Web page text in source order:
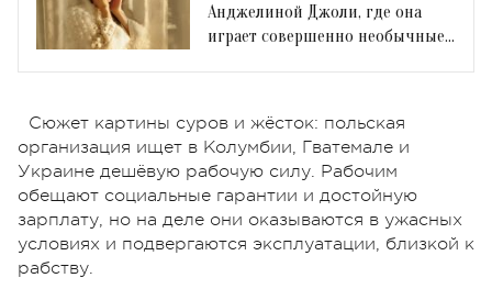
Анджелиной Джоли, где она
играет совершенно необычные
Сюжет картины суров и жёсток: польская
организация ищет в Колумбии, Гватемале и
Украине дешёвую рабочую силу. Рабочим
обещают социальные гарантии и достойную
зарплату, но на деле они оказываются в ужасных
условиях и подвергаются эксплуатации, близкой к
рабству.